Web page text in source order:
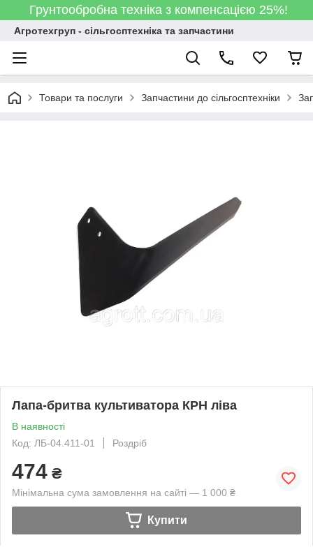
Грунтообробна техніка з компенсацією 25%!
Агротехгруп - сільгосптехніка та запчастини
Товари та послуги Запчастини до сільгосптехніки
Лапа-бритва культиватора КРН ліва
В наявності
Код: ЛБ-04.411-01
Роздріб
474 ₴
Мінімальна сума замовлення на сайті — 1 000 ₴
Купити